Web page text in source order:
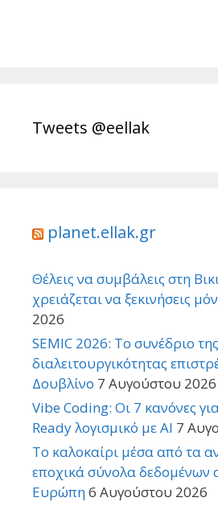
Tweets @eellak
planet.ellak.gr
Θέλεις να συμβάλεις στη
χρειάζεται να ξεκινήσεις
2026
SEMIC 2026: Το συνέδριο της
διαλειτουργικότητας
Δουβλίνο 7 Αυγούστου 2026
Vibe Coding: Οι 7 κανόνες
Ready λογισμικό με AI 7
Το καλοκαίρι μέσα από τα
εποχικά σύνολα δεδομένων
Ευρώπη6 Αυγούστου 2026